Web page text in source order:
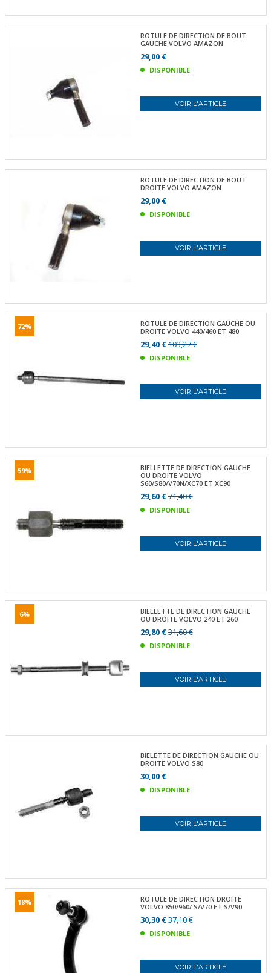
ROTULE DE DIRECTION DE BOUT
GAUCHE VOLVO AMAZON
29,00 €
DISPONIBLE
VOIR L'ARTICLE
ROTULE DE DIRECTION DE BOUT
DROITE VOLVO AMAZON
29,00 €
DISPONIBLE
VOIR L'ARTICLE
72%
ROTULE DE DIRECTION GAUCHE OU
DROITE VOLVO 440/460 ET 480
29,40 €103,27 €
DISPONIBLE
VOIR L'ARTICLE
59%
BIELLETTE DE DIRECTION GAUCHE
OU DROITE VOLVO
S60/S80/V70N/XC70 ET XC90
29,60 €71,40 €
DISPONIBLE
VOIR L'ARTICLE
6%
BIELLETTE DE DIRECTION GAUCHE
OU DROITE VOLVO 240 ET 260
29,80 €31,60 €
DISPONIBLE
VOIR L'ARTICLE
BIELETTE DE DIRECTION GAUCHE OU
DROITE VOLVO S80
30,00 €
DISPONIBLE
VOIR L'ARTICLE
18%
ROTULE DE DIRECTION DROITE
VOLVO 850/960/ S/V70 ET S/V90
30,30 €37,10 €
DISPONIBLE
VOIR L'ARTICLE